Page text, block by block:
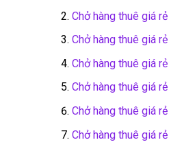
Chở hàng thuê giá
Chở hàng thuê giá
Chở hàng thuê giá
Chở hàng thuê giá
Chở hàng thuê giá
Chở hàng thuê giá